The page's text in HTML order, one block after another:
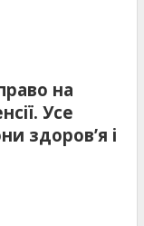
на
Усе
здоров’я і